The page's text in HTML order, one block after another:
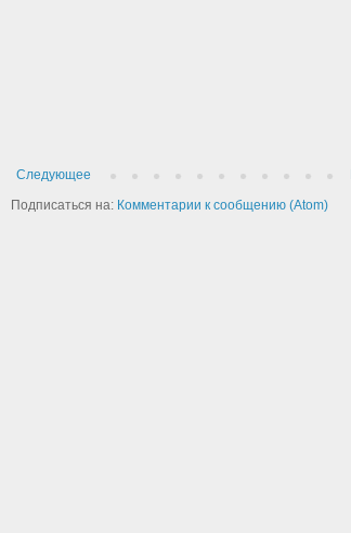
Следующее
Подписаться на: Комментарии к сообщению (Atom)